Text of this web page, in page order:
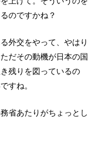
のですかね？
外交をやって、やはり
だその動機が日本の国
残りを図っているの
すね。
省あたりがちょっとし